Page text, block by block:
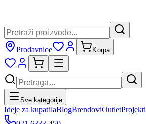
Prodavnice Korpa
Sve kategorije
Ideje za kupatilaBlogBrendoviOutletProjekti